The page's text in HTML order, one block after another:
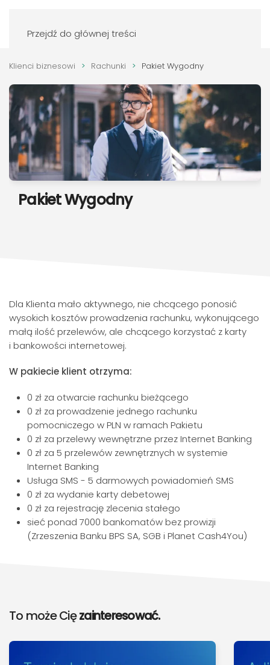
Przejdź do głównej treści
Klienci biznesowi Rachunki Pakiet Wygodny
Pakiet Wygodny
Dla Klienta mało aktywnego, nie chcącego ponosić
wysokich kosztów prowadzenia rachunku, wykonującego
małą ilość przelewów, ale chcącego korzystać z karty
i bankowości internetowej.
W pakiecie klient otrzyma:
0 zł za otwarcie rachunku bieżącego
0 zł za prowadzenie jednego rachunku
pomocniczego w PLN w ramach Pakietu
0 zł za przelewy wewnętrzne przez Internet Banking
0 zł za 5 przelewów zewnętrznych w systemie
Internet Banking
Usługa SMS - 5 darmowych powiadomień SMS
0 zł za wydanie karty debetowej
0 zł za rejestrację zlecenia stałego
sieć ponad 7000 bankomatów bez prowizji
(Zrzeszenia Banku BPS SA, SGB i Planet Cash4You)
To może Cięzainteresować.